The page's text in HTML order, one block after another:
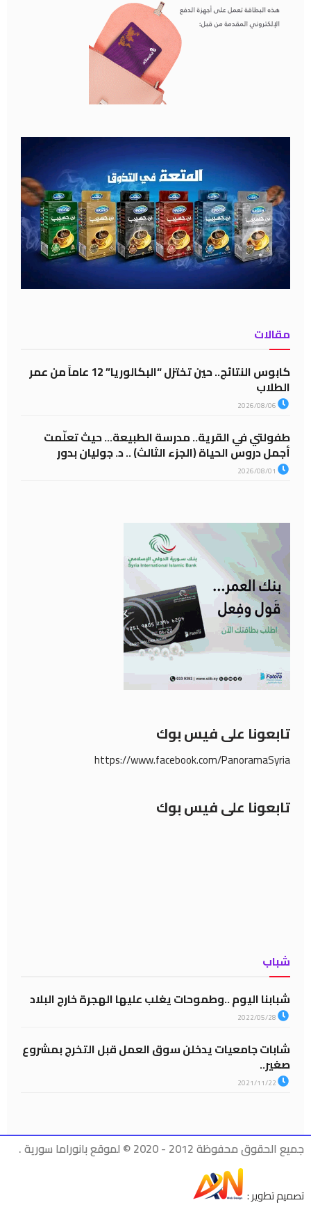
مقالات
كابوس النتائج.. حين تختزل “البكالوريا” 12 عاماً من عمر
الطلاب
طفولتي في القرية.. مدرسة الطبيعة… حيث تعلّمت
أجمل دروس الحياة (الجزء الثالث) .. د. جوليان بدور
تابعونا على فيس بوك
https://www.facebook.com/PanoramaSyria
تابعونا على فيس بوك
شباب
شبابنا اليوم ..وطموحات يغلب عليها الهجرة خارج البلاد
شابات جامعيات يدخلن سوق العمل قبل التخرج بمشروع
صغير..
جميع الحقوق محفوظة 2012 - 2020 © لموقع بانوراما سورية .
تصميم تطوير :